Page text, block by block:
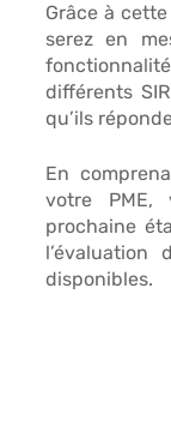
Grâce à
serez en
différents
qu’ils
En
votre PME,
prochaine
l’évaluation
disponibles.